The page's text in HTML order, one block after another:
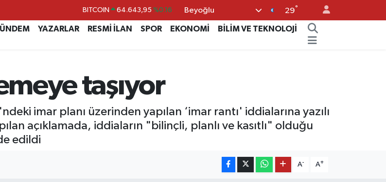
BITCOIN 64.643,95 %0.16
DOLAR 47,6704 %0
GRAM ALTIN 6500.87 %0.12
BİST100 13.799
Beyoğlu 29°
YAZARLAR RESMİ İLAN SPOR EKONOMİ
BİLİM VE TEKNOLOJİ
taşıyor
imar planı üzerinden yapılan ‘imar rantı' iddialarına yazılı
açıklamada, iddiaların "bilinçli, planlı ve kasıtlı" olduğu
edildi
A- A+